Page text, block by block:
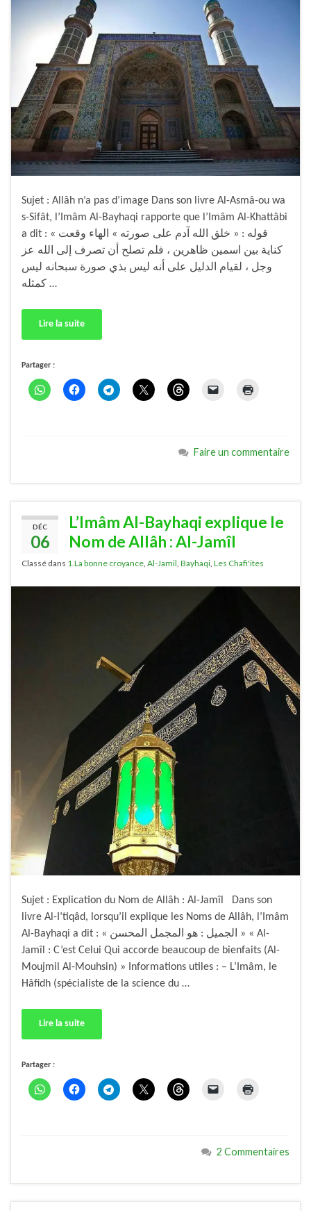
Sujet : Allâh n’a pas d’image Dans son livre Al-Asmâ-ou wa
s-Sifât, l’Imâm Al-Bayhaqi rapporte que l’Imâm Al-Khattâbi
a dit : « قوله : « خلق الله آدم على صورته » الهاء وقعت
كناية بين اسمين ظاهرين ، فلم تصلح أن تصرف إلى الله عز
وجل ، لقيام الدليل على أنه ليس بذي صورة سبحانه ليس
كمثله …
Lire la suite
Partager :
Faire un commentaire
DÉC
06
L’Imâm Al-Bayhaqi explique le
Nom de Allâh : Al-Jamîl
Classé dans 1.La bonne croyance, Al-Jamil, Bayhaqi, Les Chafi'ites
Sujet : Explication du Nom de Allâh : Al-Jamîl Dans son
livre Al-I’tiqâd, lorsqu’il explique les Noms de Allâh, l’Imâm
Al-Bayhaqi a dit : « الجميل : هو المجمل المحسن » « Al-
Jamîl : C’est Celui Qui accorde beaucoup de bienfaits (Al-
Moujmil Al-Mouhsin) » Informations utiles : – L’Imâm, le
Hâfidh (spécialiste de la science du …
Lire la suite
Partager :
2 Commentaires